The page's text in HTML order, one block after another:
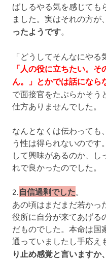
ばしるやる気を感じても
ました。実はそれの方が、
ったようです。
「どうしてそんなにや
「人の役に立ちたい。
ん。」とかでは話になら
で面接官をたぶらかそう
仕方ありませんでした。
なんとなくは伝わっても
う性は得られないのです
して興味があるのか、し
れで良かったのでした。
2.自信過剰でした。
あの頃はまだまだ若かっ
役所に自分が来てあげる
だものでした。本命は国
通っていましたし手応え
り止め感覚と言いますか